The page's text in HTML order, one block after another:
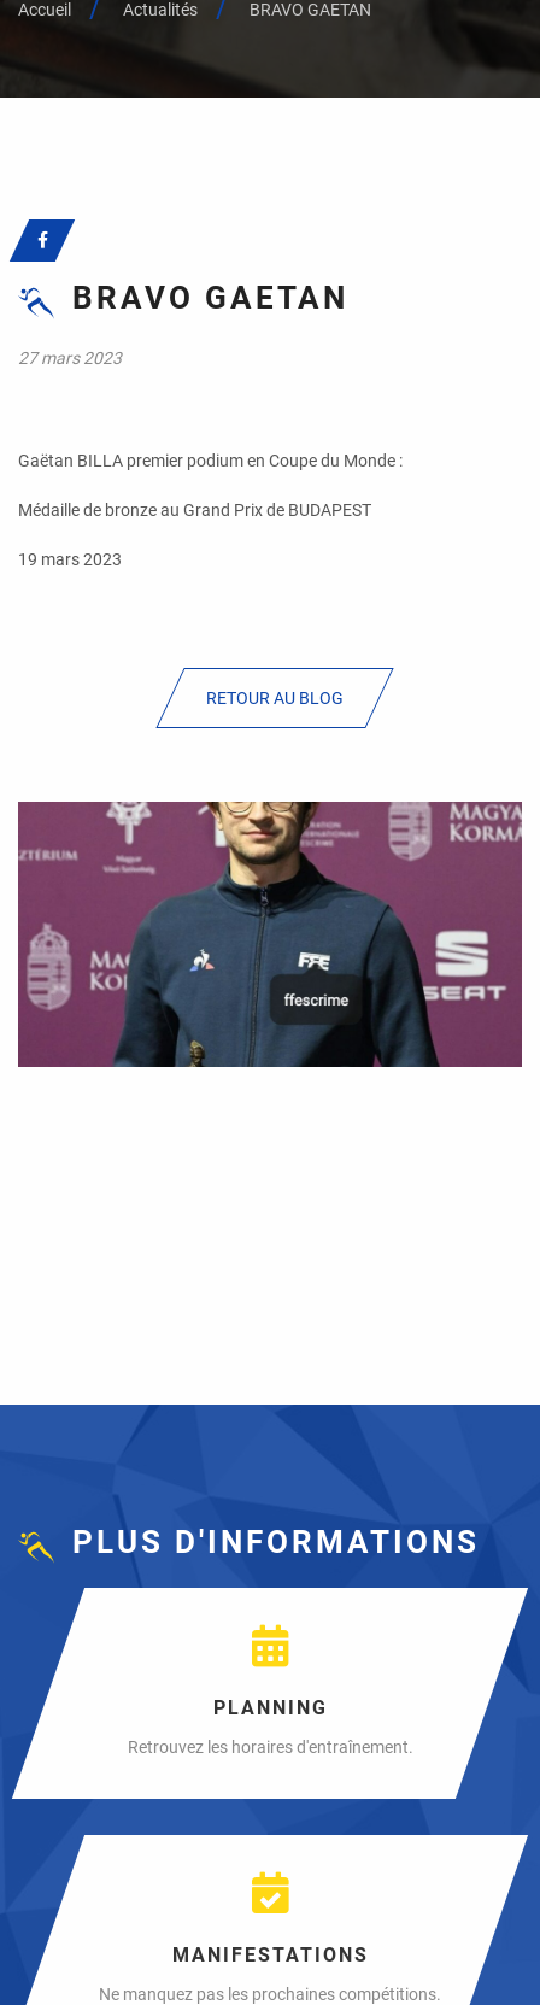
Accueil Actualités BRAVO GAETAN
BRAVO GAETAN
27 mars 2023
Gaëtan BILLA premier podium en Coupe du Monde :
Médaille de bronze au Grand Prix de BUDAPEST
19 mars 2023
RETOUR AU BLOG
PLUS D'INFORMATIONS
PLANNING
Retrouvez les horaires d'entraînement.
MANIFESTATIONS
Ne manquez pas les prochaines compétitions.